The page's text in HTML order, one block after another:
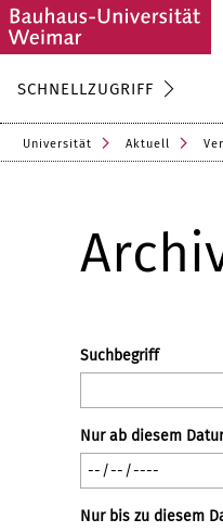
SCHNELLZUGRIFF
Universität Aktuell
Suchbegriff
Nur ab diesem
Nur bis zu diesem